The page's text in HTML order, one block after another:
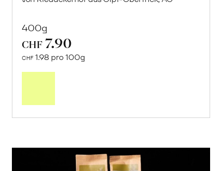
400g
CHF 7.90
CHF 1.98 pro 100g